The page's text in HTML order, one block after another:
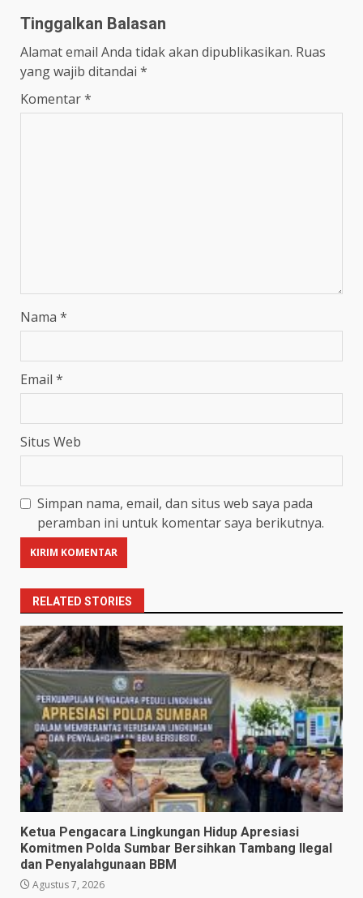
Tinggalkan Balasan
Alamat email Anda tidak akan dipublikasikan. Ruas
yang wajib ditandai *
Komentar*
Nama *
Email *
Situs Web
Simpan nama, email, dan situs web saya pada
peramban ini untuk komentar saya berikutnya.
RELATED STORIES
Ketua Pengacara Lingkungan Hidup Apresiasi
Komitmen Polda Sumbar Bersihkan Tambang Ilegal
dan Penyalahgunaan BBM
Agustus 7, 2026